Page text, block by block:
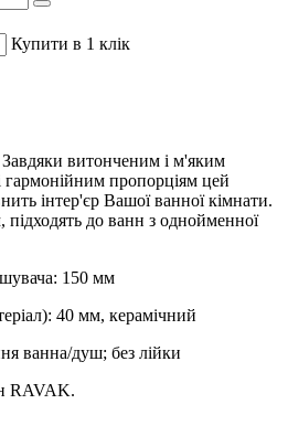
Купити в 1 клік
витонченим і м'яким
гармонійним пропорціям цей
інтер'єр Вашої ванної кімнати.
підходять до ванн з однойменної
150 мм
40 мм, керамічний
ванна/душ; без лійки
RAVAK.